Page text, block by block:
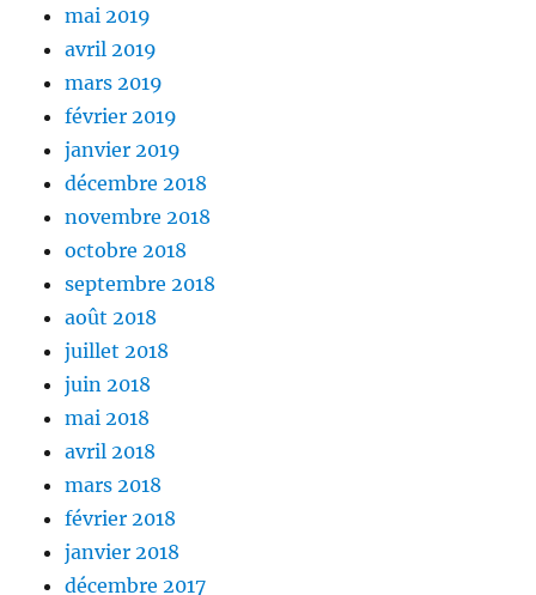
mai 2019
avril 2019
mars 2019
février 2019
janvier 2019
décembre 2018
novembre 2018
octobre 2018
septembre 2018
août 2018
juillet 2018
juin 2018
mai 2018
avril 2018
mars 2018
février 2018
janvier 2018
décembre 2017